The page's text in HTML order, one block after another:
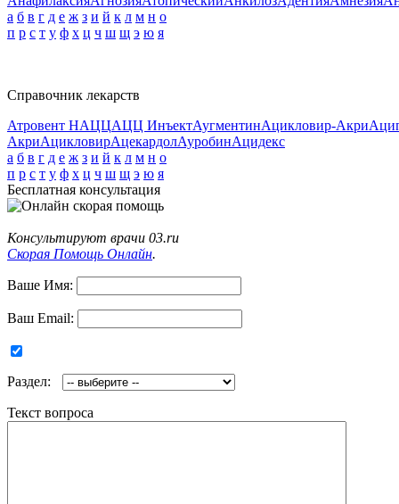
а б в г д е ж з и й к л м н о
п р с т у ф х ц ч ш щ э ю я
Справочник лекарств
Атровент НАЦЦАЦЦ ИнъектАугментинАцикловир-Акри
АкриАцикловирАцекардолАуробинАцидекс
а б в г д е ж з и й к л м н о
п р с т у ф х ц ч ш щ э ю я
Бесплатная консультация
Консультируют врачи 03.ru
Скорая Помощь Онлайн.
Ваше Имя:
Ваш Email:
Раздел:
Текст вопроса